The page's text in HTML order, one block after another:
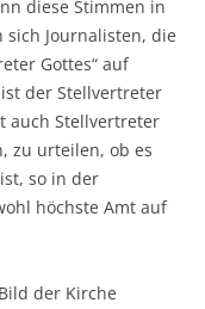
diese Stimmen in
sich Journalisten, die
Gottes“ auf
der Stellvertreter
auch Stellvertreter
zu urteilen, ob es
so in der
höchste Amt auf
der Kirche